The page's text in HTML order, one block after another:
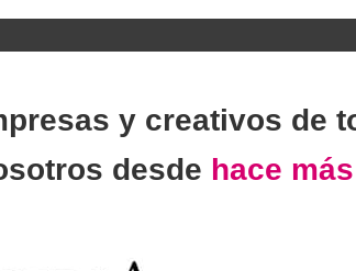
y creativos de
desde hace